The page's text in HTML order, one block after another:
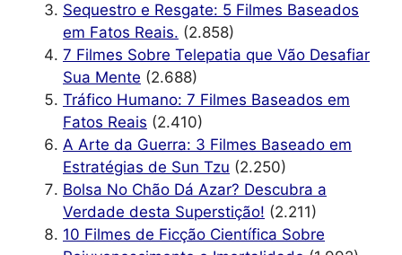
Sequestro e Resgate: 5 Filmes Baseados
em Fatos Reais. (2.858)
7 Filmes Sobre Telepatia que Vão Desafiar
Sua Mente (2.688)
Tráfico Humano: 7 Filmes Baseados em
Fatos Reais (2.410)
A Arte da Guerra: 3 Filmes Baseado em
Estratégias de Sun Tzu (2.250)
Bolsa No Chão Dá Azar? Descubra a
Verdade desta Superstição! (2.211)
10 Filmes de Ficção Científica Sobre